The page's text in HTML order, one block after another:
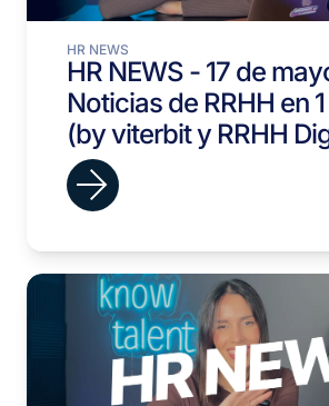
HR NEWS
HR NEWS - 17 de
Noticias de RRHH en
(by viterbit y RRHH